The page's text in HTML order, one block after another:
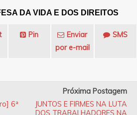
DA VIDA E DOS DIREITOS
Pin
Enviar
por e-mail
SMS
6ª
Próxima Postagem
JUNTOS E FIRMES NA LUTA
DOS TRABALHADORES NA